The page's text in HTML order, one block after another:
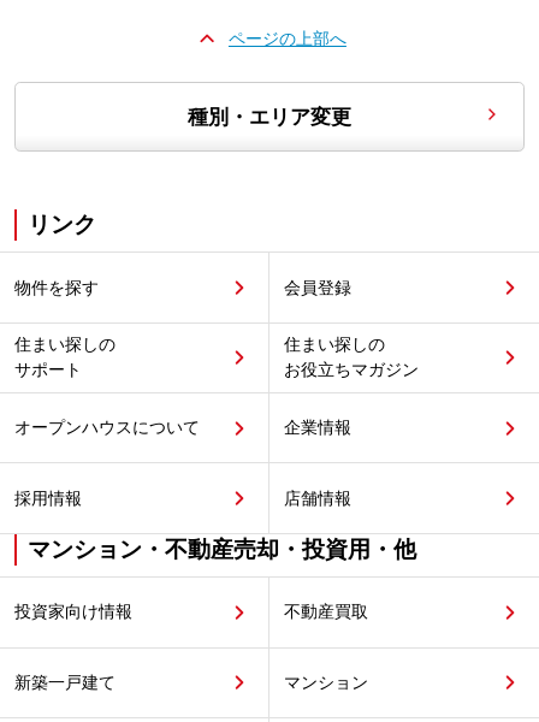
ページの上部へ
種別・エリア変更
リンク
物件を探す 会員登録
住まい探しの
サポート
住まい探しの
お役立ちマガジン
オープンハウスについて 企業情報
採用情報 店舗情報
マンション・不動産売却・投資用・他
投資家向け情報 不動産買取
新築一戸建て マンション